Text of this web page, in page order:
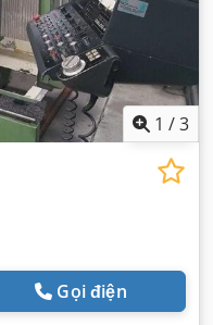
1 /3
Gọi điện